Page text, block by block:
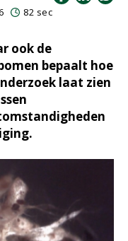
82 sec
ook de
bepaalt hoe
laat zien